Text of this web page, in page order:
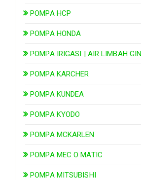
POMPA HCP
POMPA HONDA
POMPA IRIGASI | AIR LIMBAH
POMPA KARCHER
POMPA KUNDEA
POMPA KYODO
POMPA MCKARLEN
POMPA MEC O MATIC
POMPA MITSUBISHI